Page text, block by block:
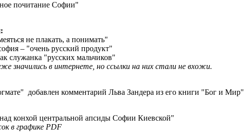
почитание Софии"
не плакать, а понимать"
– "очень русский продукт"
служанка "русских мальчиков"
значились в интернете, но ссылки на них стали не вхожи.
добавлен комментарий Льва Зандера из его книги "Бог и Мир"
конхой центральной апсиды Софии Киевской"
в графике PDF